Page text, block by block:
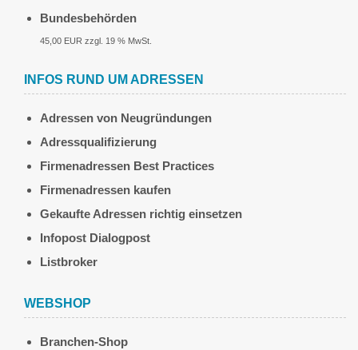
Bundesbehörden
45,00 EUR zzgl. 19 % MwSt.
INFOS RUND UM ADRESSEN
Adressen von Neugründungen
Adressqualifizierung
Firmenadressen Best Practices
Firmenadressen kaufen
Gekaufte Adressen richtig einsetzen
Infopost Dialogpost
Listbroker
WEBSHOP
Branchen-Shop